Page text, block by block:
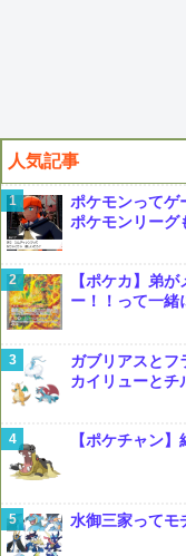
人気記事
ポケモンってゲ
ポケモンリー
【ポケカ】弟
ー！！って一
ガブリアスとフ
カイリューとチ
【ポケチャン
水御三家ってモ